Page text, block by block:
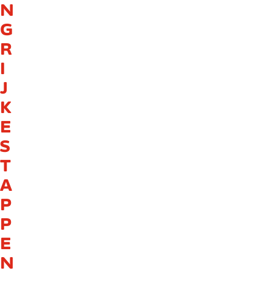
N
G
R
I
J
K
E
S
T
A
P
P
E
N